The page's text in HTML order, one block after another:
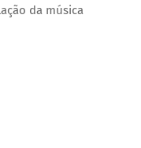
da música